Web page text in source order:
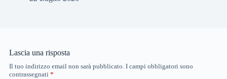
Lascia una risposta
Il tuo indirizzo email non sarà pubblicato. I campi obbligatori sono
contrassegnati *